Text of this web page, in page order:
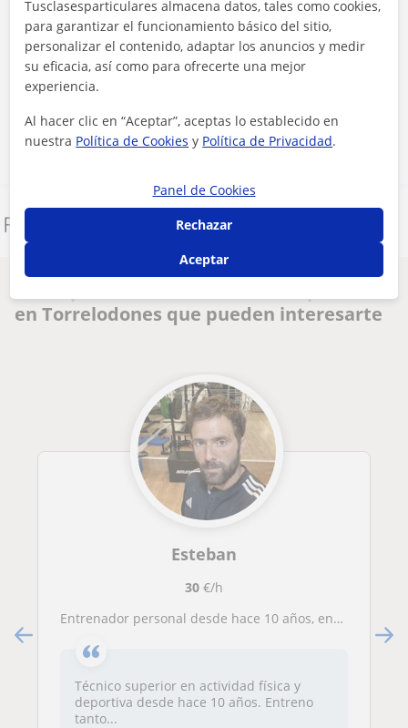
Al hacer clic, aceptas nuestroaviso legaly deprivacidad
Contactar ahora
en Torrelodones que pueden interesarte
Esteban
30€/h
Entrenador personal desde hace 10 años, entreno tanto a deportistas como a cualquier persona que quiera mejorar su estado físico
Técnico superior en actividad física y
deportiva desde hace 10 años. Entreno
tanto...
Tusclasesparticulares almacena datos, tales como cookies,
para garantizar el funcionamiento básico del sitio,
personalizar el contenido, adaptar los anuncios y medir
su eficacia, así como para ofrecerte una mejor
experiencia.
Al hacer clic en “Aceptar”, aceptas lo establecido en
nuestra Política de Cookies y Política de Privacidad.
Panel de Cookies
Rechazar
Aceptar